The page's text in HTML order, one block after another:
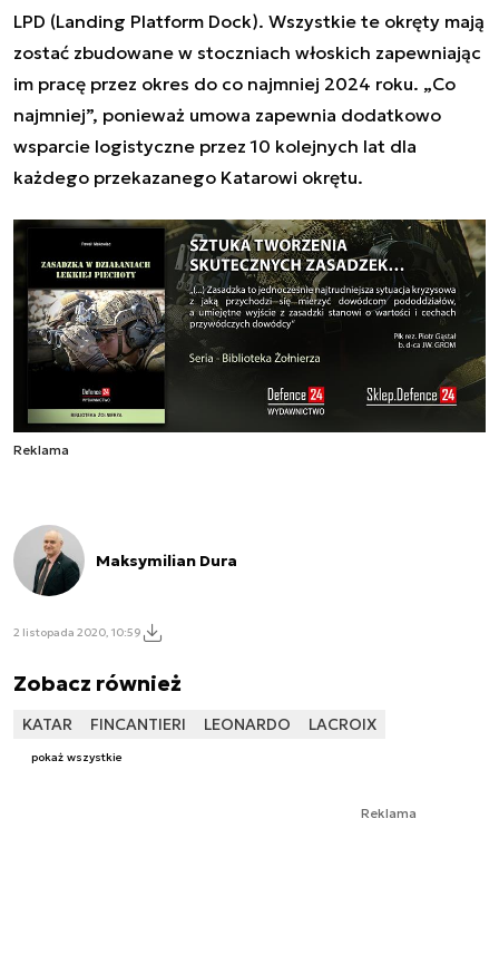
LPD (Landing Platform Dock). Wszystkie te okręty mają
zostać zbudowane w stoczniach włoskich zapewniając
im pracę przez okres do co najmniej 2024 roku. „Co
najmniej”, ponieważ umowa zapewnia dodatkowo
wsparcie logistyczne przez 10 kolejnych lat dla
każdego przekazanego Katarowi okrętu.
Reklama
Maksymilian Dura
2 listopada 2020, 10:59
Zobacz również
KATAR FINCANTIERI LEONARDO LACROIX
pokaż wszystkie
Reklama